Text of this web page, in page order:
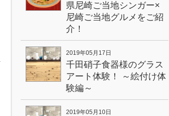
県尼崎ご当地シンガー×
尼崎ご当地グルメをご紹
介！
2019年05月17日
千田硝子食器様のグラス
アート体験！ ～絵付け体
験編～
2019年05月10日